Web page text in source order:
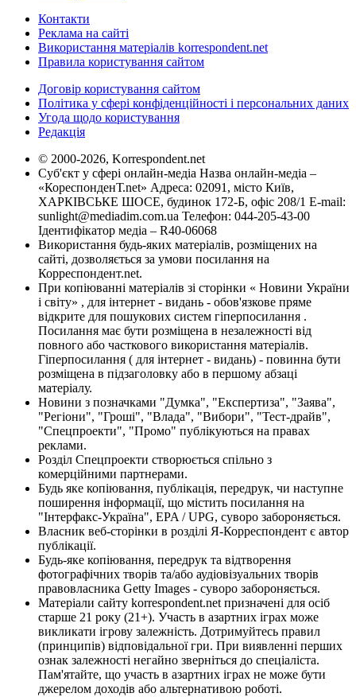
Контакти
Реклама на сайті
Використання матеріалів korrespondent.net
Правила користування сайтом
Договір користування сайтом
Політика у сфері конфіденційності і персональних даних
Угода щодо користування
Редакція
© 2000-2026, Korrespondent.net
Суб'єкт у сфері онлайн-медіа Назва онлайн-медіа –
«КореспонденТ.net» Адреса: 02091, місто Київ,
ХАРКІВСЬКЕ ШОСЕ, будинок 172-Б, офіс 208/1 E-mail:
sunlight@mediadim.com.ua Телефон: 044-205-43-00
Ідентифікатор медіа – R40-06068
Використання будь-яких матеріалів, розміщених на
сайті, дозволяється за умови посилання на
Корреспондент.net.
При копіюванні матеріалів зі сторінки « Новини України
і світу» , для інтернет - видань - обов'язкове пряме
відкрите для пошукових систем гіперпосилання .
Посилання має бути розміщена в незалежності від
повного або часткового використання матеріалів.
Гіперпосилання ( для інтернет - видань) - повинна бути
розміщена в підзаголовку або в першому абзаці
матеріалу.
Новини з позначками "Думка", "Експертиза", "Заява",
"Регіони", "Гроші", "Влада", "Вибори", "Тест-драйв",
"Спецпроекти", "Промо" публікуються на правах
реклами.
Розділ Спецпроекти створюється спільно з
комерційними партнерами.
Будь яке копіювання, публікація, передрук, чи наступне
поширення інформації, що містить посилання на
"Інтерфакс-Україна", EPA / UPG, суворо забороняється.
Власник веб-сторінки в розділі Я-Корреспондент є автор
публікації.
Будь-яке копіювання, передрук та відтворення
фотографічних творів та/або аудіовізуальних творів
правовласника Getty Images - суворо забороняється.
Матеріали сайту korrespondent.net призначені для осіб
старше 21 року (21+). Участь в азартних іграх може
викликати ігрову залежність. Дотримуйтесь правил
(принципів) відповідальної гри. При виявленні перших
ознак залежності негайно зверніться до спеціаліста.
Пам'ятайте, що участь в азартних іграх не може бути
джерелом доходів або альтернативою роботі.